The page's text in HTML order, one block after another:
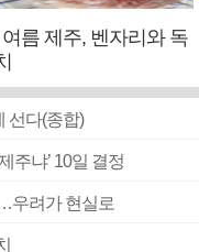
름 제주, 벤자리와 독
선다(종합)
주냐’ 10일 결정
우려가 현실로